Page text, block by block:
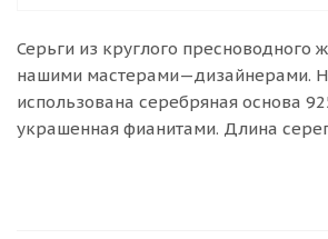
Серьги из круглого пресноводного
нашими мастерами—дизайнерами.
использована серебряная основа
украшенная фианитами. Длина